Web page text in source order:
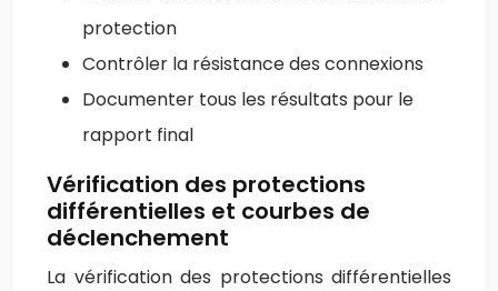
protection
Contrôler la résistance des connexions
Documenter tous les résultats pour le
rapport final
Vérification des protections
différentielles et courbes de
déclenchement
La vérification des protections différentielles